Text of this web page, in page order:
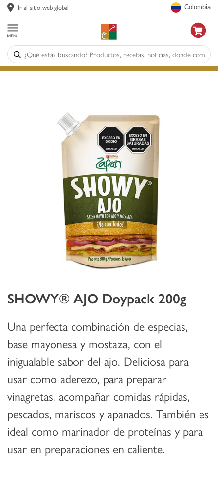
Colombia
Ir al sitio web global
SHOWY® AJO Doypack 200g
Una perfecta combinación de especias,
base mayonesa y mostaza, con el
inigualable sabor del ajo. Deliciosa para
usar como aderezo, para preparar
vinagretas, acompañar comidas rápidas,
pescados, mariscos y apanados. También es
ideal como marinador de proteínas y para
usar en preparaciones en caliente.